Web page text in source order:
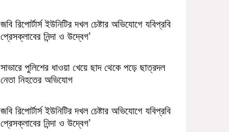
জবি রিপোর্টার্স ইউনিটির দখল চেষ্টার অভিযোগে যবিপ্রবি
প্রেসক্লাবের নিন্দা ও উদ্বেগ’
সাভারে পুলিশের ধাওয়া খেয়ে ছাদ থেকে পড়ে ছাত্রদল
নেতা নিহতের অভিযোগ
জবি রিপোর্টার্স ইউনিটির দখল চেষ্টার অভিযোগে যবিপ্রবি
প্রেসক্লাবের নিন্দা ও উদ্বেগ’